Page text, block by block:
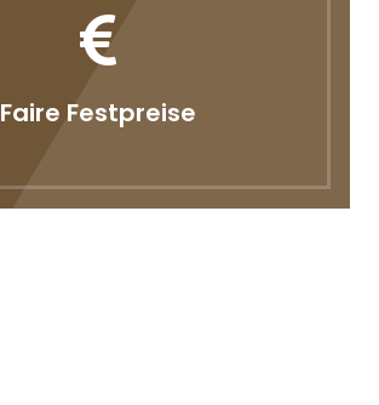
Faire Festpreise